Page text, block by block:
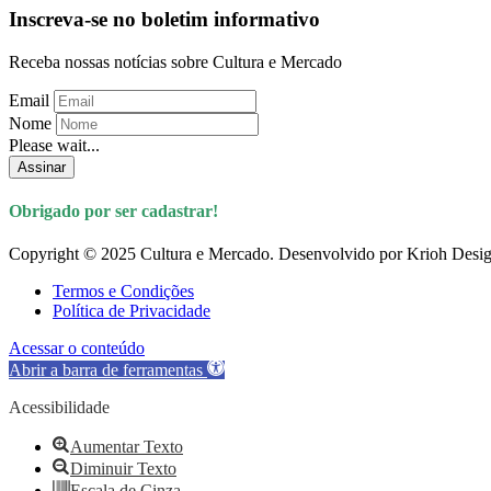
Inscreva-se no boletim informativo
Receba nossas notícias sobre Cultura e Mercado
Email
Nome
Please wait...
Assinar
Obrigado por ser cadastrar!
Copyright © 2025 Cultura e Mercado. Desenvolvido por Krioh
Termos e Condições
Política de Privacidade
Acessar o conteúdo
Abrir a barra de ferramentas
Acessibilidade
Aumentar Texto
Diminuir Texto